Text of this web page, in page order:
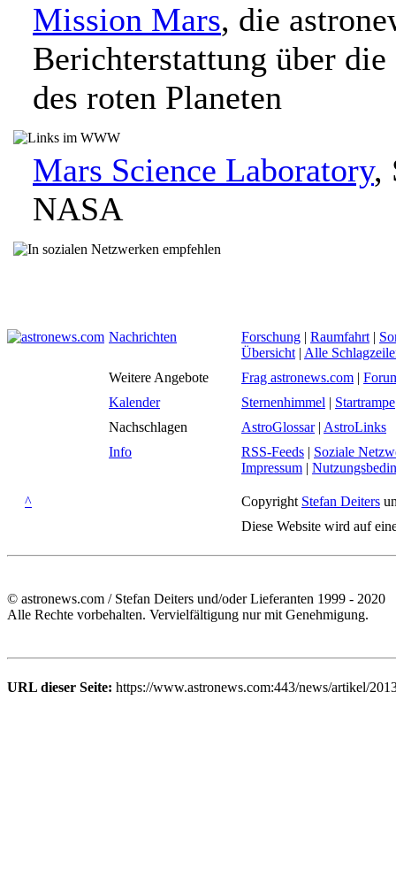
Mission Mars, die
Berichterstattung über
des roten Planeten
Mars Science Laboratory,
NASA
Nachrichten Forschung | Raumfahrt |
Übersicht | Alle
Weitere Angebote
Frag astronews.com |
Kalender
Sternenhimmel | Startrampe
Nachschlagen
AstroGlossar| AstroLinks
Info
RSS-Feeds | Soziale
Impressum |
^ Copyright Stefan Deiters
Diese Website wird auf
© astronews.com / Stefan Deiters und/oder Lieferanten 1999 - 2020
Alle Rechte vorbehalten. Vervielfältigung nur mit Genehmigung.
URL dieser Seite: https://www.astronews.com:443/news/artikel/